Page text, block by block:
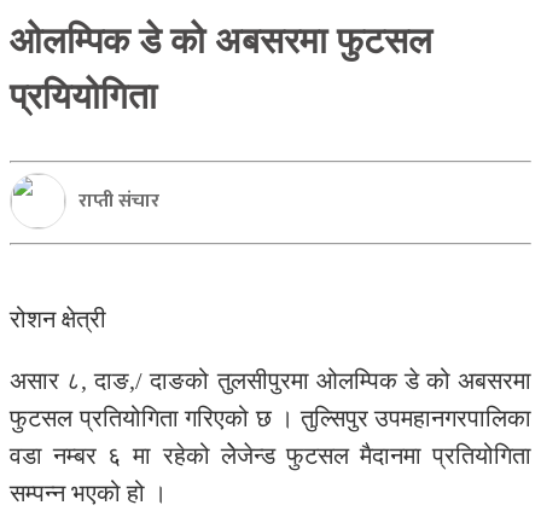
ओलम्पिक डे को अबसरमा फुटसल
प्रयियोगिता
राप्ती संचार
रोशन क्षेत्री
असार ८, दाङ,/ दाङको तुलसीपुरमा ओलम्पिक डे को अबसरमा
फुटसल प्रतियोगिता गरिएको छ । तुल्सिपुर उपमहानगरपालिका
वडा नम्बर ६ मा रहेको लेेजेन्ड फुटसल मैदानमा प्रतियोगिता
सम्पन्न भएको हो ।